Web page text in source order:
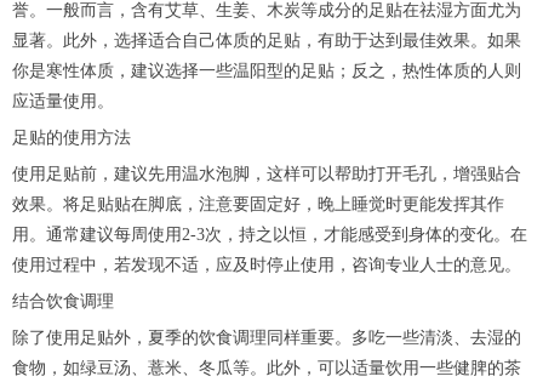
誉。一般而言，含有艾草、生姜、木炭等成分的足贴在祛湿方面尤为
显著。此外，选择适合自己体质的足贴，有助于达到最佳效果。如果
你是寒性体质，建议选择一些温阳型的足贴；反之，热性体质的人则
应适量使用。
足贴的使用方法
使用足贴前，建议先用温水泡脚，这样可以帮助打开毛孔，增强贴合
效果。将足贴贴在脚底，注意要固定好，晚上睡觉时更能发挥其作
用。通常建议每周使用2-3次，持之以恒，才能感受到身体的变化。在
使用过程中，若发现不适，应及时停止使用，咨询专业人士的意见。
结合饮食调理
除了使用足贴外，夏季的饮食调理同样重要。多吃一些清淡、去湿的
食物，如绿豆汤、薏米、冬瓜等。此外，可以适量饮用一些健脾的茶